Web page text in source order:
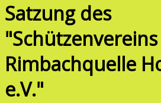
Satzung des
"Schützenvereins
Rimbachquelle
e.V."